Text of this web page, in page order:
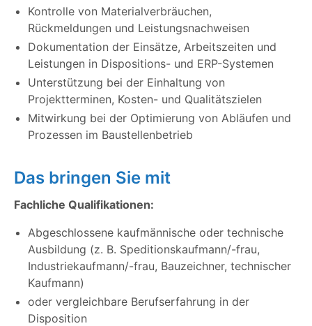
Kontrolle von Materialverbräuchen,
Rückmeldungen und Leistungsnachweisen
Dokumentation der Einsätze, Arbeitszeiten und
Leistungen in Dispositions- und ERP-Systemen
Unterstützung bei der Einhaltung von
Projektterminen, Kosten- und Qualitätszielen
Mitwirkung bei der Optimierung von Abläufen und
Prozessen im Baustellenbetrieb
Das bringen Sie mit
Fachliche Qualifikationen:
Abgeschlossene kaufmännische oder technische
Ausbildung (z. B. Speditionskaufmann/-frau,
Industriekaufmann/-frau, Bauzeichner, technischer
Kaufmann)
oder vergleichbare Berufserfahrung in der
Disposition